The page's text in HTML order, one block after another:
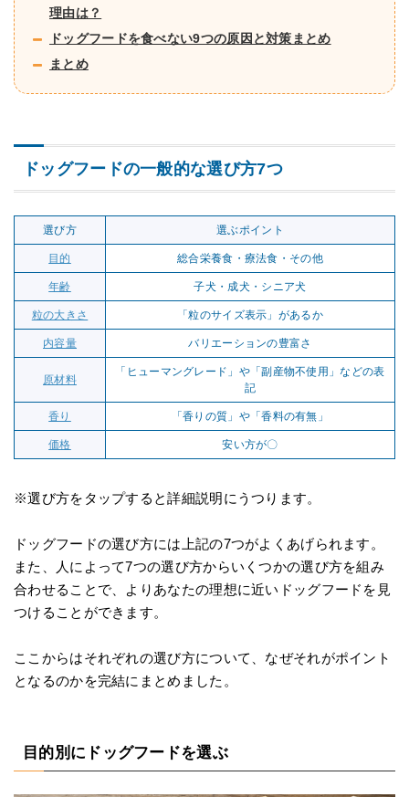
理由は？
ドッグフードを食べない9つの原因と対策まとめ
まとめ
ドッグフードの一般的な選び方7つ
選び方 選ぶポイント
目的 総合栄養食・療法食・その他
年齢 子犬・成犬・シニア犬
粒の大きさ 「粒のサイズ表示」があるか
内容量 バリエーションの豊富さ
原材料
「ヒューマングレード」や「副産物不使用」などの表
記
香り 「香りの質」や「香料の有無」
価格 安い方が〇
※選び方をタップすると詳細説明にうつります。
ドッグフードの選び方には上記の7つがよくあげられます。
また、人によって7つの選び方からいくつかの選び方を組み
合わせることで、よりあなたの理想に近いドッグフードを見
つけることができます。
ここからはそれぞれの選び方について、なぜそれがポイント
となるのかを完結にまとめました。
目的別にドッグフードを選ぶ